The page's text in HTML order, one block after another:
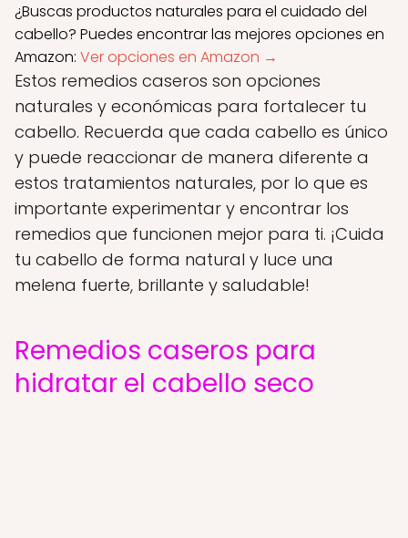
¿Buscas productos naturales para el cuidado del
cabello? Puedes encontrar las mejores opciones en
Amazon: Ver opciones en Amazon →
Estos remedios caseros son opciones
naturales y económicas para fortalecer tu
cabello. Recuerda que cada cabello es único
y puede reaccionar de manera diferente a
estos tratamientos naturales, por lo que es
importante experimentar y encontrar los
remedios que funcionen mejor para ti. ¡Cuida
tu cabello de forma natural y luce una
melena fuerte, brillante y saludable!
Remedios caseros para
hidratar el cabello seco